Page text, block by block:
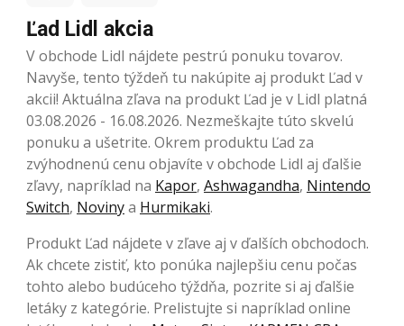
Ľad Lidl akcia
V obchode Lidl nájdete pestrú ponuku tovarov.
Navyše, tento týždeň tu nakúpite aj produkt Ľad v
akcii! Aktuálna zľava na produkt Ľad je v Lidl platná
03.08.2026 - 16.08.2026. Nezmeškajte túto skvelú
ponuku a ušetrite. Okrem produktu Ľad za
zvýhodnenú cenu objavíte v obchode Lidl aj ďalšie
zľavy, napríklad na Kapor, Ashwagandha, Nintendo
Switch, Novinya Hurmikaki.
Produkt Ľad nájdete v zľave aj v ďalších obchodoch.
Ak chcete zistiť, kto ponúka najlepšiu cenu počas
tohto alebo budúceho týždňa, pozrite si aj ďalšie
letáky z kategórie. Prelistujte si napríklad online